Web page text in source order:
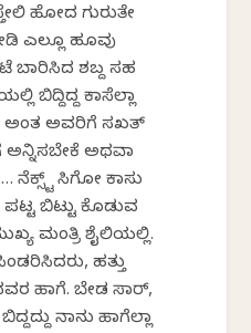
ಹೋದ ಗುರುತೇ
ಎಲ್ಲೂ ಹೂವು
ಬಾರಿಸಿದ ಶಬ್ದ ಸಹ
ಬಿದ್ದಿದ್ದ ಕಾಸೆಲ್ಲಾ
ಅಂತ ಅವರಿಗೆ ಸಖತ್
ಅನ್ನಿಸಬೇಕೆ ಅಥವಾ
ನೆಕ್ಸ್ಟ್ ಸಿಗೋ ಕಾಸು
ಬಿಟ್ಟು ಕೊಡುವ
ಮಂತ್ರಿ ಶೈಲಿಯಲ್ಲಿ.
ಹತ್ತು
ಹಾಗೆ. ಬೇಡ ಸಾರ್,
ನಾನು ಹಾಗೆಲ್ಲಾ